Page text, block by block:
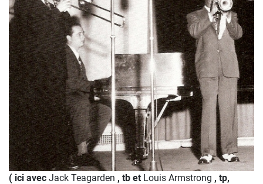
( ici avec Jack Teagarden , tb et Louis Armstrong , tp,